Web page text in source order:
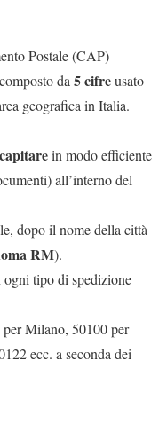
Postale (CAP)
da 5 cifreusato
geografica in Italia.
in modo efficiente
all’interno del
dopo il nome della città
RM).
ogni tipo di spedizione
Milano, 50100 per
ecc. a seconda dei